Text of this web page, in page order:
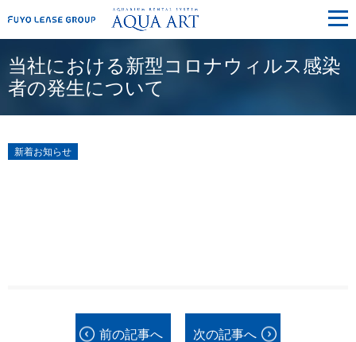
メ
ニ
ュ
当社における新型コロナウィルス感染
者の発生について
新着お知らせ
前の記事へ 次の記事へ